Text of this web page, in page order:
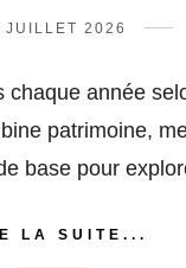
JUILLET 2026
année
patrimoine,
base pour
LA SUITE...